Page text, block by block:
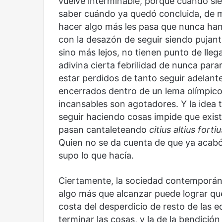
saber cuándo ya quedó concluida, de
hacer algo más les pasa que nunca
con la desazón de seguir siendo
sino más lejos, no tienen punto de
adivina cierta febrilidad de nunca
estar perdidos de tanto seguir
encerrados dentro de un lema
incansables son agotadores. Y la
seguir haciendo cosas impide que
pasan cantaleteando citius altius
Quien no se da cuenta de que ya
supo lo que hacía.
Ciertamente, la sociedad
algo más que alcanzar puede lograr
costa del desperdicio de resto de las
terminar las cosas, y la de la